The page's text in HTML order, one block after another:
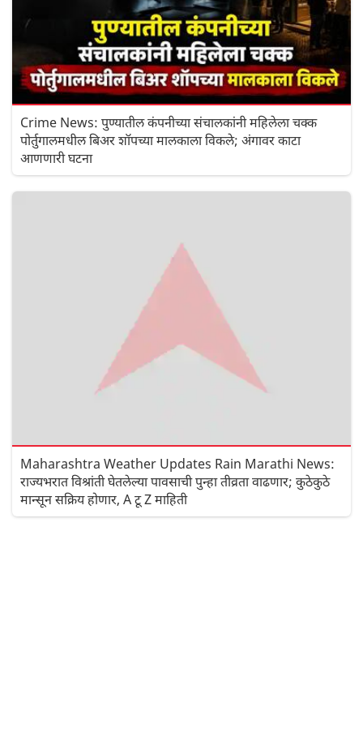
Crime News: पुण्यातील कंपनीच्या संचालकांनी महिलेला चक्क
पोर्तुगालमधील बिअर शॉपच्या मालकाला विकले; अंगावर काटा
आणणारी घटना
Maharashtra Weather Updates Rain Marathi News:
राज्यभरात विश्रांती घेतलेल्या पावसाची पुन्हा तीव्रता वाढणार; कुठेकुठे
मान्सून सक्रिय होणार, A टू Z माहिती